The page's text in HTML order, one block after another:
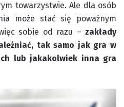
towarzystwie. Ale dla osób
może stać się poważnym
sobie od razu – zakłady
tak samo jak gra w
lub jakakolwiek inna gra